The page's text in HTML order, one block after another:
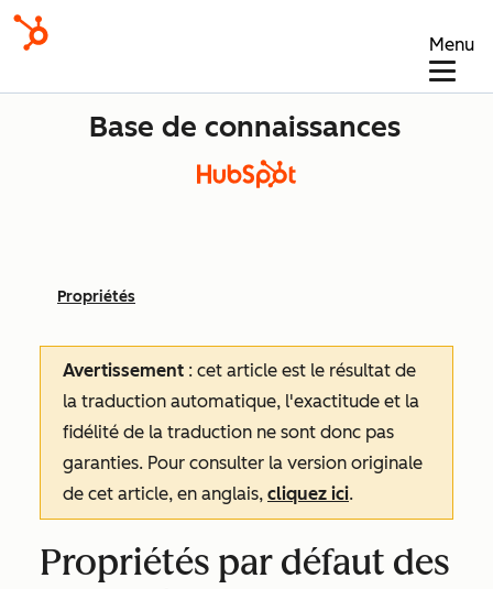
Menu
Base de connaissances
Propriétés
Avertissement : cet article est le résultat de
la traduction automatique, l'exactitude et la
fidélité de la traduction ne sont donc pas
garanties. Pour consulter la version originale
de cet article, en anglais, cliquez ici.
Propriétés par défaut des